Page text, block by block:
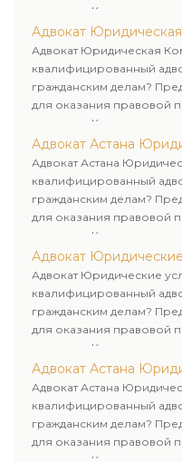
клиентам. Комплексное
юридических лиц.
клиенту.
Адвокат
Адвокат Юридическая
квалифицированный
гражданским делам?
для оказания правовой
клиентам. Комплексное
юридических лиц.
клиенту.
Адвокат Астана
Адвокат Астана
квалифицированный
гражданским делам?
для оказания правовой
клиентам. Комплексное
юридических лиц.
клиенту.
Адвокат Юридические
Адвокат Юридические
квалифицированный
гражданским делам?
для оказания правовой
клиентам. Комплексное
юридических лиц.
клиенту.
Адвокат Астана
Адвокат Астана
квалифицированный
гражданским делам?
для оказания правовой